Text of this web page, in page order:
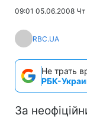
09:01 05.06.2008 Чт
RBC.UA
Не трать
РБК-
За